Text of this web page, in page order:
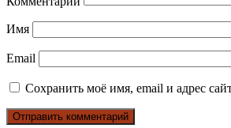
Имя
Email
Сохранить моё имя, email и адрес